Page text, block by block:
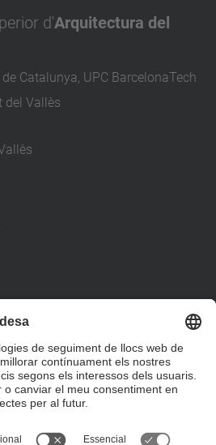
d'Arquitectura del
Catalunya, UPC BarcelonaTech
del Vallès